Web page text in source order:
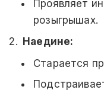
Проявляет
розыгрышах.
Наедине:
Старается